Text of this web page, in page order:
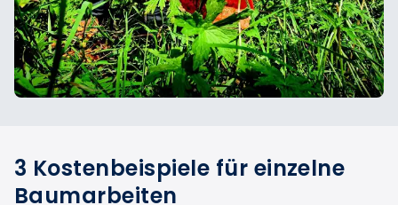
3 Kostenbeispiele für einzelne
Baumarbeiten